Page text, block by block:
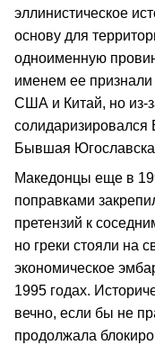
эллинистическое
основу для
одноименную
именем ее признали
США и Китай, но из-
Бывшая
Македонцы еще в
поправками
претензий к
но греки стояли на
экономическое
1995 годах.
вечно, если бы не
продолжала